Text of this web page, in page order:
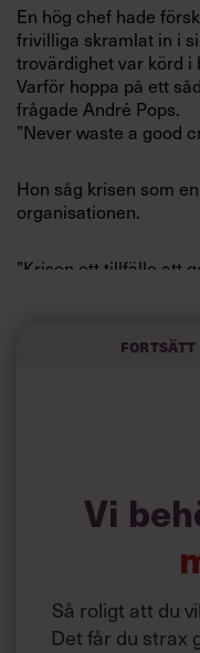
En hög chef hade
frivilliga skramlat in i
trovärdighet var körd i
Varför hoppa på ett
frågade André Pops.
”Never waste a good
Hon såg krisen som
organisationen.
”Krisen ett tillfälle att
”Du kan inte
din hemläxa. Jag
kommunicera externt.”
Vi
Så roligt att du
Det får du strax